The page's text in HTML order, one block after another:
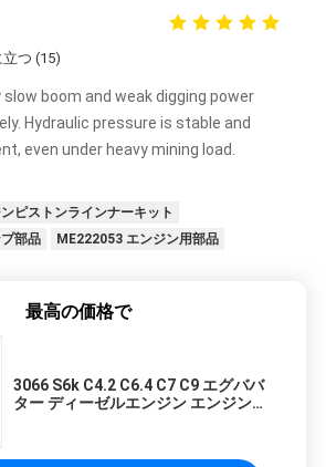
つ (15)
slow boom and weak digging power
Hydraulic pressure is stable and
even under heavy mining load.
ピストンラインナーキット
部品
ME222053 エンジン用部品
最高の価格で
3066 S6k C4.2 C6.4 C7 C9 エグババ
ター ディーゼルエンジン エンジンコ